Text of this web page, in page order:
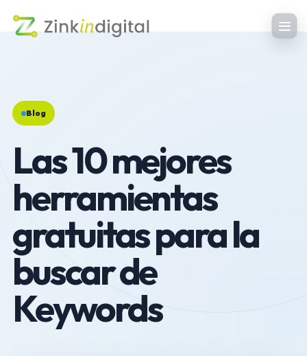
Blog
Las 10 mejores
herramientas
gratuitas para la
buscar de
Keywords